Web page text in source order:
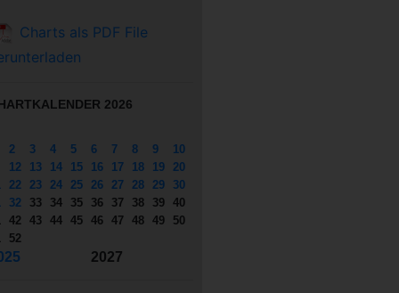
Charts als PDF File
2026
2 3 4 5 6 7 8 9
10
12 13 14 15 16 17 18 19
20
22 23 24 25 26 27 28 29
30
32 33 34 35 36 37 38 39 40
42 43 44 45 46 47 48 49
50
52
2027